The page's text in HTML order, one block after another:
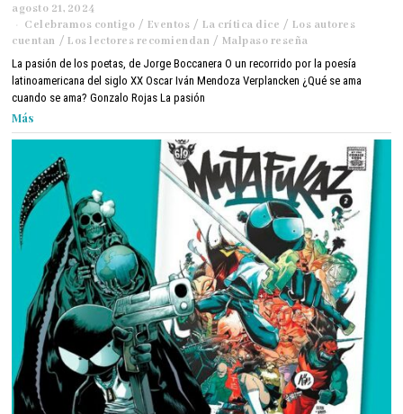
agosto 21, 2024
g
o
t
o
2
,
2
4
Celebramos contigo / Eventos / La crítica dice / Los autores
cuentan / Los lectores recomiendan / Malpaso reseña
La pasión de los poetas, de Jorge Boccanera O un recorrido por la poesía
latinoamericana del siglo XX Oscar Iván Mendoza Verplancken ¿Qué se ama
cuando se ama? Gonzalo Rojas La pasión
Más